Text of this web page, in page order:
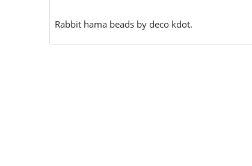
Rabbit hama beads by deco kdot.